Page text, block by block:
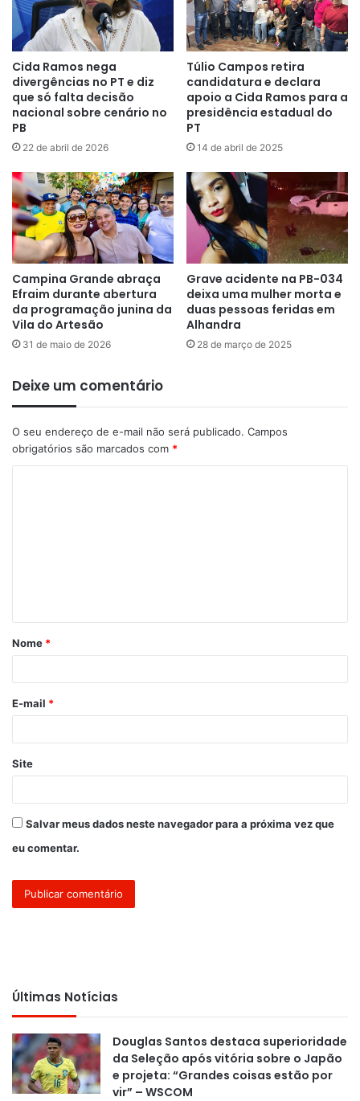
Cida Ramos nega
divergências no PT e diz
que só falta decisão
nacional sobre cenário no
PB
22 de abril de 2026
Túlio Campos retira
candidatura e declara
apoio a Cida Ramos para a
presidência estadual do
PT
14 de abril de 2025
Campina Grande abraça
Efraim durante abertura
da programação junina da
Vila do Artesão
31 de maio de 2026
Grave acidente na PB-034
deixa uma mulher morta e
duas pessoas feridas em
Alhandra
28 de março de 2025
Deixe um comentário
O seu endereço de e-mail não será publicado. Campos
obrigatórios são marcados com *
á
r
*
Nome *
E-mail *
Site
Salvar meus dados neste navegador para a próxima vez que
eu comentar.
Últimas Notícias
Douglas Santos destaca superioridade
da Seleção após vitória sobre o Japão
e projeta: “Grandes coisas estão por
vir” – WSCOM